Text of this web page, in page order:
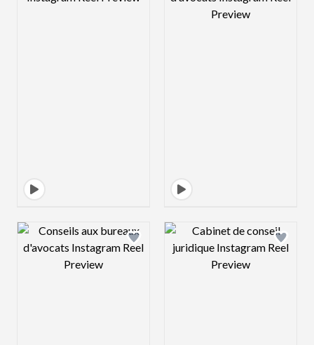
Design preview image Design preview